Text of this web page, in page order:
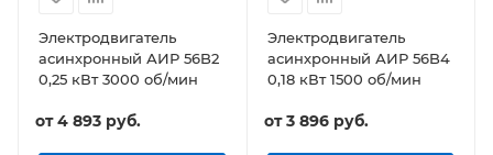
Электродвигатель
асинхронный АИР 56B2
0,25 кВт 3000 об/мин
от4 893 руб.
Электродвигатель
асинхронный АИР 56B4
0,18 кВт 1500 об/мин
от3 896 руб.